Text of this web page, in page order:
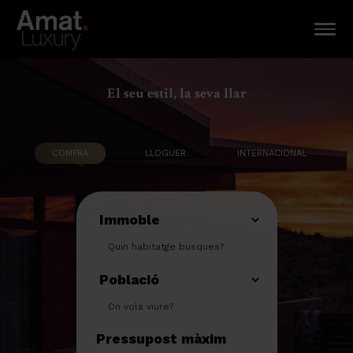
El seu estil, la seva llar
COMPRA LLOGUER INTERNACIONAL
Quin habitatge busques?
On vols viure?
Pressupost màxim